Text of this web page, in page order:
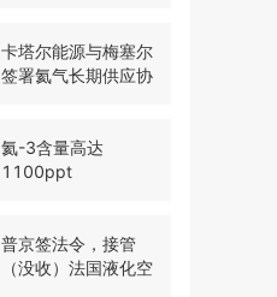
卡塔尔能源与梅塞尔
签署氦气长期供应协
氦-3含量高达
1100ppt
普京签法令，接管
（没收）法国液化空